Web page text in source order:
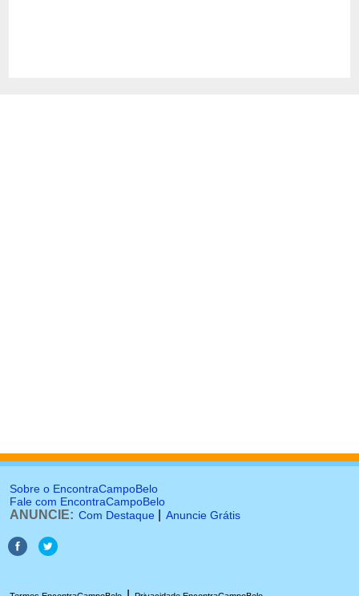
Sobre o EncontraCampoBelo
Fale com EncontraCampoBelo
ANUNCIE: Com Destaque Anuncie Grátis